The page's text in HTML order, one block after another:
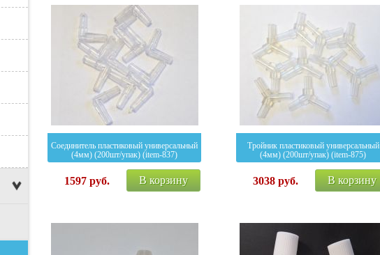
Соединитель пластиковый универсальный
(4мм) (200шт/упак) (item-837)
1597руб. В корзину
Тройник пластиковый универсальный
(4мм) (200шт/упак) (item-875)
3038руб. В корзину